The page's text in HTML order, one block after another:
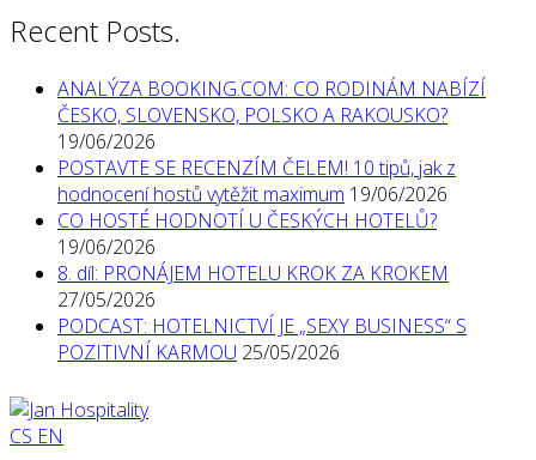
Recent Posts.
ANALÝZA BOOKING.COM: CO RODINÁM NABÍZÍ
ČESKO, SLOVENSKO, POLSKO A RAKOUSKO?
19/06/2026
POSTAVTE SE RECENZÍM ČELEM! 10 tipů, jak z
hodnocení hostů vytěžit maximum 19/06/2026
CO HOSTÉ HODNOTÍ U ČESKÝCH HOTELŮ?
19/06/2026
8. díl: PRONÁJEM HOTELU KROK ZA KROKEM
27/05/2026
PODCAST: HOTELNICTVÍ JE „SEXY BUSINESS“ S
POZITIVNÍ KARMOU 25/05/2026
CS EN